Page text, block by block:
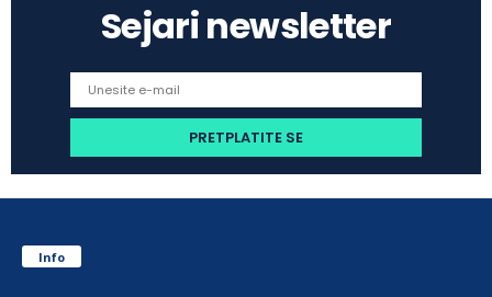
Sejari newsletter
Info